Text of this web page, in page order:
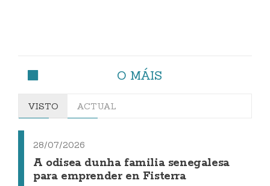
O MÁIS
VISTO ACTUAL
28/07/2026
A odisea dunha familia senegalesa
para emprender en Fisterra